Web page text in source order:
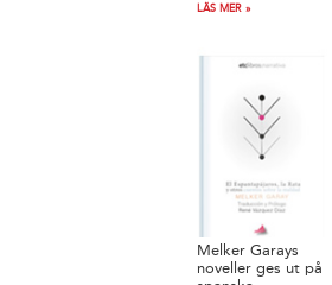
LÄS MER »
Melker Garays
noveller ges ut på